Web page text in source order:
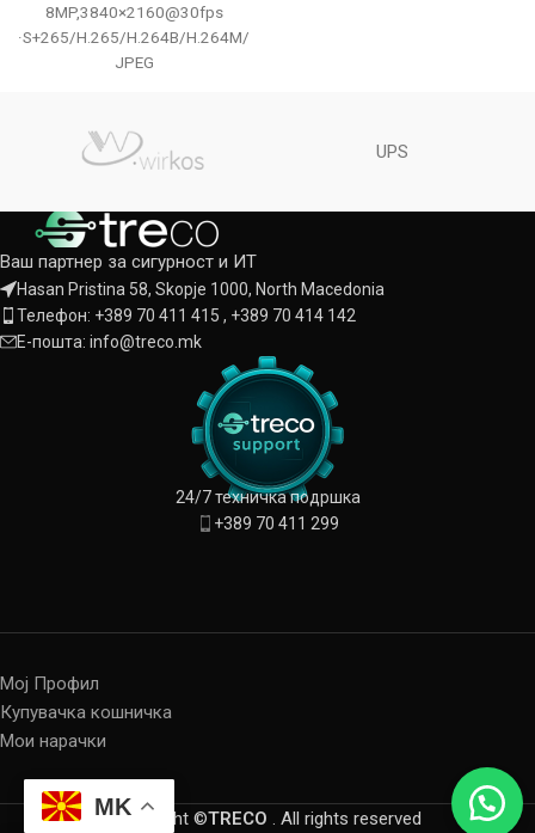
8MP,3840×2160@30fps
·S+265/H.265/H.264B/H.264M/H.264H/Motion
JPEG
опсег до 80m ·Вграден
микрофон ·Поддршка за
картичка,
UPS
Ваш партнер за сигурност и ИТ
Hasan Pristina 58, Skopje 1000, North Macedonia
Телефон: +389 70 411 415 , +389 70 414 142
Е-пошта: info@treco.mk
24/7 техничка подршка
+389 70 411 299
Мој Профил
Купувачка кошничка
Мои нарачки
Copyright ©TRECO . All rights reserved
MK